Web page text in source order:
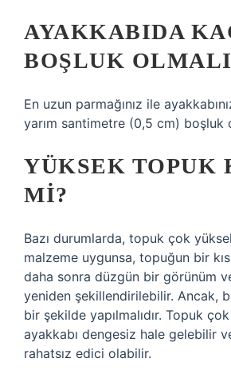
AYAKKABIDA
BOŞLUK
En uzun parmağınız ile
yarım santimetre (0,5 cm) boşluk
YÜKSEK TOPUK
MI?
Bazı durumlarda, topuk çok
malzeme uygunsa, topuğun bir
daha sonra düzgün bir görünüm
yeniden şekillendirilebilir. Ancak,
bir şekilde yapılmalıdır. Topuk
ayakkabı dengesiz hale gelebilir
rahatsız edici olabilir.